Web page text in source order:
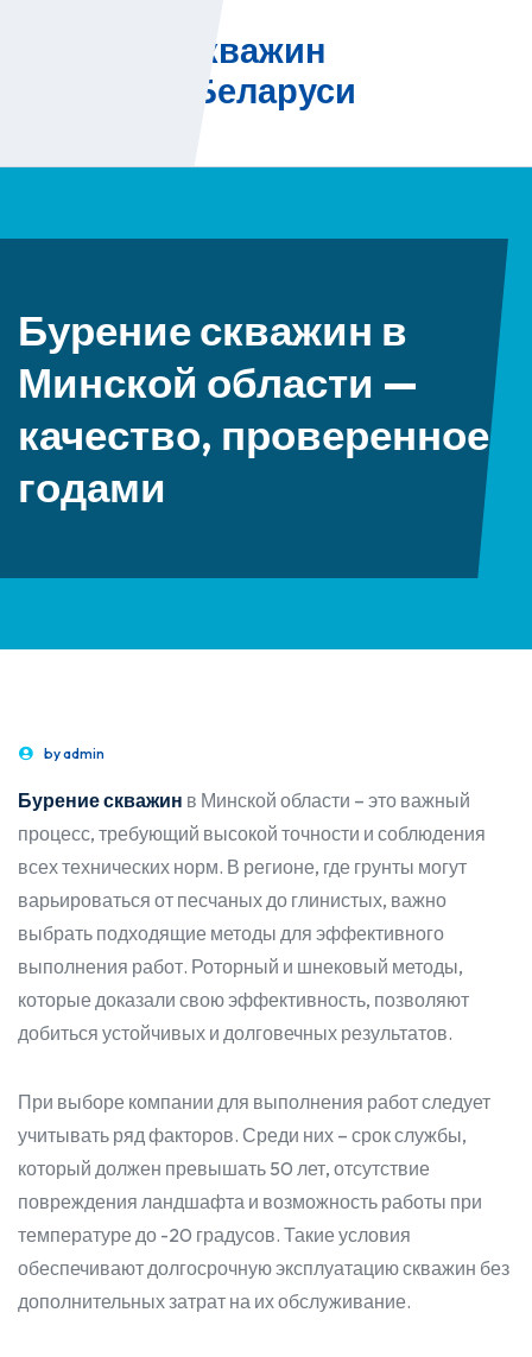
Бурение скважин
на воду в Беларуси
Бурение скважин в
Минской области —
качество, проверенное
годами
byadmin
Бурение скважин в Минской области – это важный
процесс, требующий высокой точности и соблюдения
всех технических норм. В регионе, где грунты могут
варьироваться от песчаных до глинистых, важно
выбрать подходящие методы для эффективного
выполнения работ. Роторный и шнековый методы,
которые доказали свою эффективность, позволяют
добиться устойчивых и долговечных результатов.
При выборе компании для выполнения работ следует
учитывать ряд факторов. Среди них – срок службы,
который должен превышать 50 лет, отсутствие
повреждения ландшафта и возможность работы при
температуре до -20 градусов. Такие условия
обеспечивают долгосрочную эксплуатацию скважин без
дополнительных затрат на их обслуживание.